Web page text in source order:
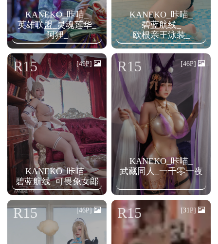
t
i
o
n
KANEKO_咔喵_
英雄联盟_灵魂莲华_
阿狸_
KANEKO_咔喵_
碧蓝航线_
欧根亲王泳装_
KANEKO_咔喵_
碧蓝航线_可畏兔女郎
R15 [49P]
KANEKO_咔喵_
武藏同人_一千零一夜
_
R15 [46P]
R15 [46P] R15 [31P]